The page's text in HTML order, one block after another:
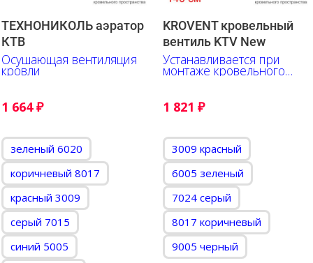
ТЕХНОНИКОЛЬ аэратор
КТВ
Осушающая вентиляция
кровли
1 664₽
зеленый 6020
коричневый 8017
красный 3009
серый 7015
синий 5005
KROVENT кровельный
вентиль KTV New
Устанавливается при
монтаже кровельного
1 821 ₽
3009 красный
6005 зеленый
7024 серый
8017 коричневый
9005 черный